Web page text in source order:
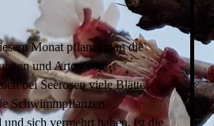
Monat pflanzt man die
und Arten von
bei Seerosen viele Blätter
Schwimmpflanzen
und sich vermehrt haben, ist die